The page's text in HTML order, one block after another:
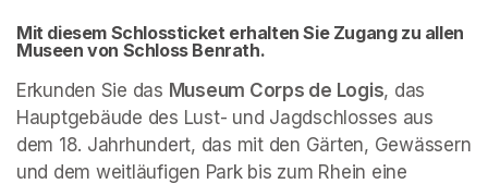
Mit diesem Schlossticket erhalten Sie Zugang zu allen
Museen von Schloss Benrath.
Erkunden Sie das Museum Corps de Logis, das
Hauptgebäude des Lust- und Jagdschlosses aus
dem 18. Jahrhundert, das mit den Gärten, Gewässern
und dem weitläufigen Park bis zum Rhein eine